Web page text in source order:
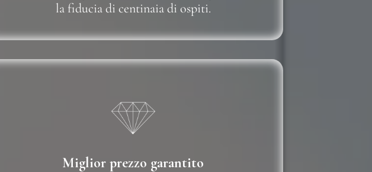
la fiducia di centinaia di ospiti.
Miglior prezzo garantito